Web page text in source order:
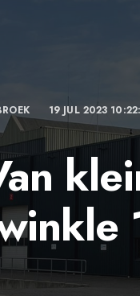
19 JUL 2023